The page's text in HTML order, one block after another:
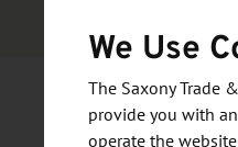
We Use
The Saxony Trade
provide you with
operate the